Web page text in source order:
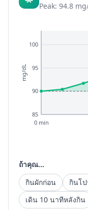
Peak: 94.8
85
90
95
100
0 min
mg/dL
ถ้าคุณ...
กินผักก่อน
กินโ
เดิน 10 นาทีหลังกิน